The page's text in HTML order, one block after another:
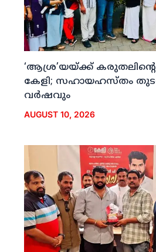
‘ആശ്ര’യയ്ക്ക്
കേളി; സഹായഹസ്തം
വര്‍ഷവും
AUGUST 10, 2026